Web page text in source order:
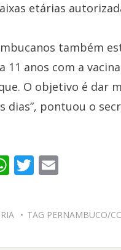
etárias
também
11 anos com a
O objetivo é dar
dias”, pontuou o
W
s
A
T
er
E
l
TAG PERNAMBUCO/